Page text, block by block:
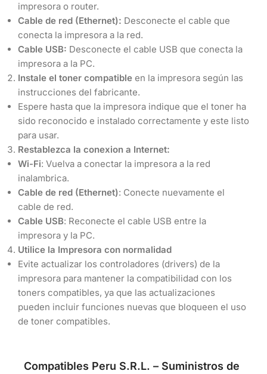
impresora o router.
Cable de red (Ethernet): Desconecte el cable que
conecta la impresora a la red.
Cable USB: Desconecte el cable USB que conecta la
impresora a la PC.
Instale el toner compatible en la impresora según las
instrucciones del fabricante.
Espere hasta que la impresora indique que el toner ha
sido reconocido e instalado correctamente y este listo
para usar.
Restablezca la conexion a Internet:
Wi-Fi: Vuelva a conectar la impresora a la red
inalambrica.
Cable de red (Ethernet): Conecte nuevamente el
cable de red.
Cable USB: Reconecte el cable USB entre la
impresora y la PC.
Utilice la Impresora con normalidad
Evite actualizar los controladores (drivers) de la
impresora para mantener la compatibilidad con los
toners compatibles, ya que las actualizaciones
pueden incluir funciones nuevas que bloqueen el uso
de toner compatibles.
Compatibles Peru S.R.L. – Suministros de